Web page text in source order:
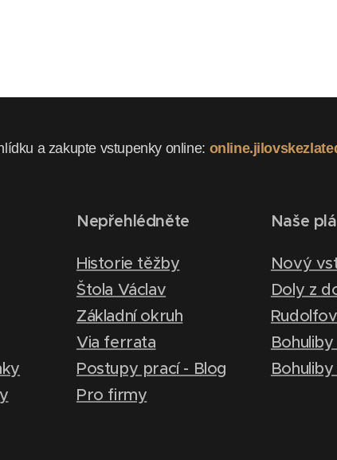
a zakupte vstupenky online:
Nepřehlédněte
Historie těžby
Štola Václav
Základní okruh
Via ferrata
Postupy prací - Blog
Pro firmy
Naše
Nový
Doly z